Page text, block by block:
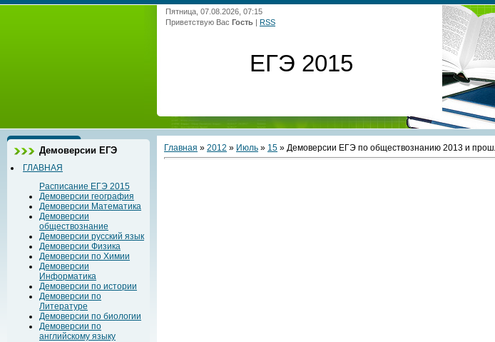
Пятница, 07.08.2026, 07:15
Приветствую Вас Гость | RSS
ЕГЭ 2015
Демоверсии ЕГЭ
ГЛАВНАЯ
Расписание ЕГЭ 2015
Демоверсии география
Демоверсии Математика
Демоверсии
обществознание
Демоверсии русский язык
Демоверсии Физика
Демоверсии по Химии
Демоверсии
Информатика
Демоверсии по истории
Демоверсии по
Литературе
Демоверсии по биологии
Демоверсии по
английскому языку
Главная » 2012 » Июль » 15 » Демоверсии ЕГЭ по обществознанию 2013 и